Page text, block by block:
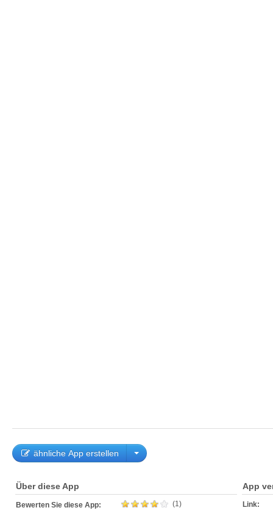
ähnliche App erstellen
Über diese App
Bewerten Sie diese App: (1)
App
Link: